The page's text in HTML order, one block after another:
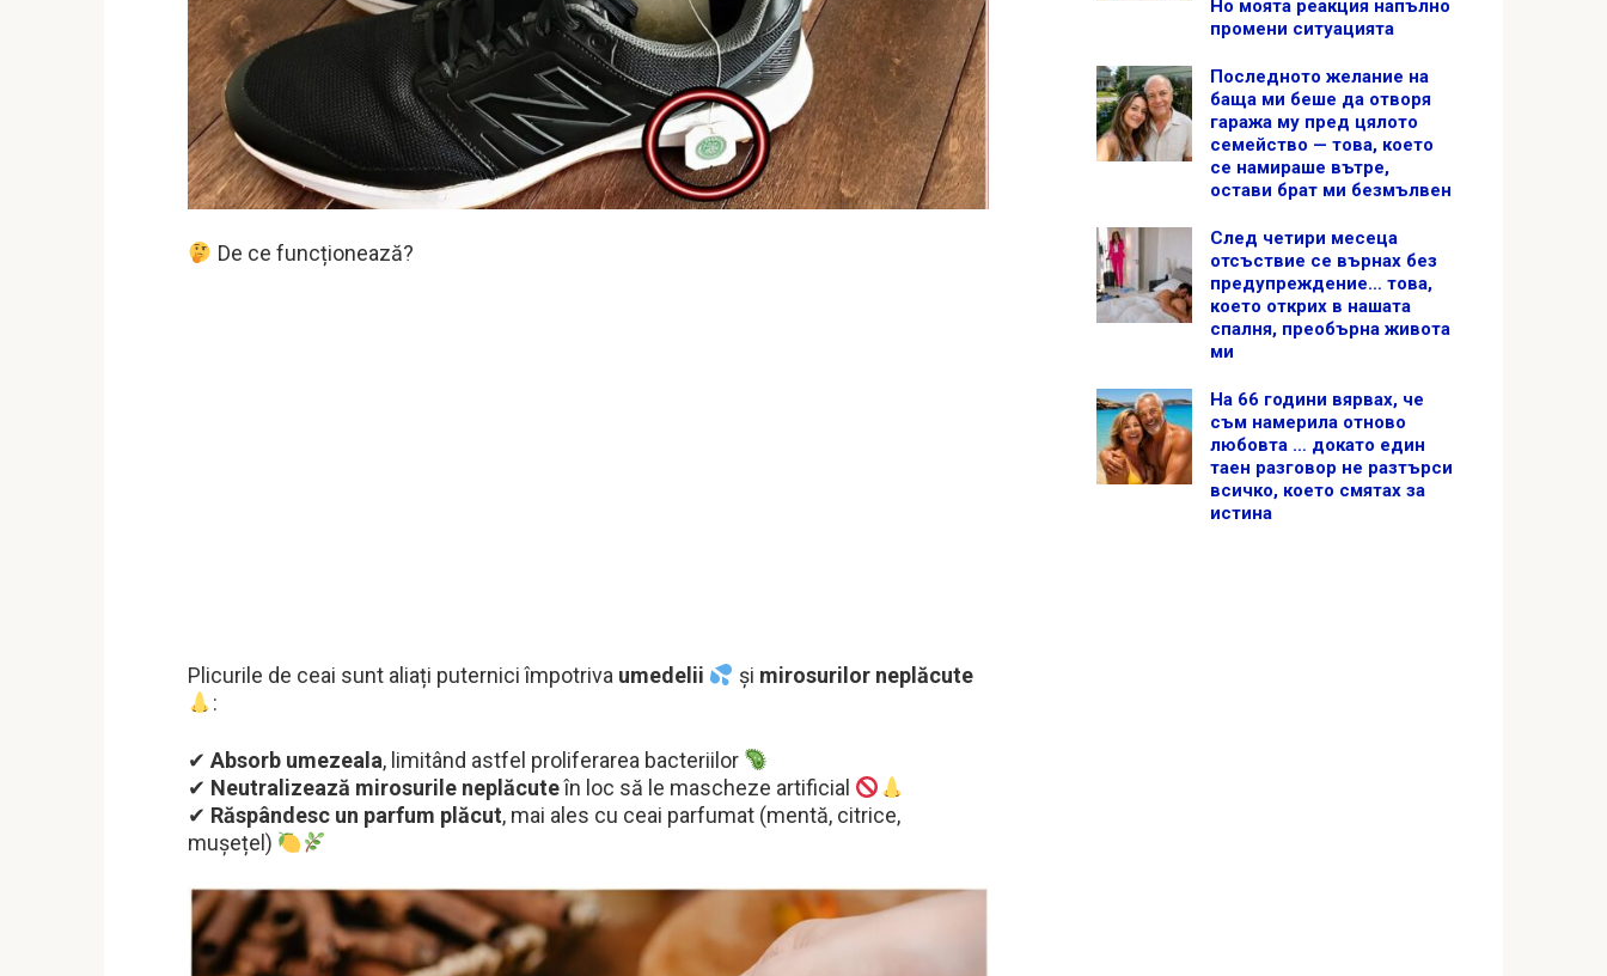
De ce funcționează?
Plicurile de ceai sunt aliați puternici împotriva umedelii și mirosurilor neplăcute
:
✔ Absorb umezeala, limitând astfel proliferarea bacteriilor
✔ Neutralizează mirosurile neplăcuteîn loc să le mascheze artificial
✔ Răspândesc un parfum plăcut, mai ales cu ceai parfumat (mentă, citrice,
mușețel)
Но моята реакция напълно
промени ситуацията
Последното желание на
баща ми беше да отворя
гаража му пред цялото
семейство — това, което
се намираше вътре,
остави брат ми безмълвен
След четири месеца
отсъствие се върнах без
предупреждение… това,
което открих в нашата
спалня, преобърна живота
ми
На 66 години вярвах, че
съм намерила отново
любовта … докато един
таен разговор не разтърси
всичко, което смятах за
истина